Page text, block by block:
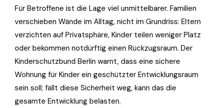
Für Betroffene ist die Lage viel unmittelbarer. Familien
verschieben Wände im Alltag, nicht im Grundriss: Eltern
verzichten auf Privatsphäre, Kinder teilen weniger Platz
oder bekommen notdürftig einen Rückzugsraum. Der
Kinderschutzbund Berlin warnt, dass eine sichere
Wohnung für Kinder ein geschützter Entwicklungsraum
sein soll; fällt diese Sicherheit weg, kann das die
gesamte Entwicklung belasten.